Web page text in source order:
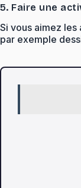
5. Faire une
Si vous aimez
par exemple